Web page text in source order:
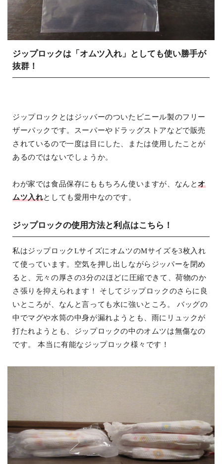
ジップロックは「オムツ入れ」としても使い勝手が
抜群！
ジップロックとはジッパーのついたビニール製のフリー
ザーパックです。スーパーやドラッグストアなどで販売
されているので一度は目にした、または使用したことが
あるのではないでしょうか。
わが家では食品保存にももちろん使いますが、なんとオ
ムツ入れとしても愛用中なのです。
ジップロックの使用方法と利点はこちら！
私はジップロックLサイズにオムツのMサイズを3枚入れ
て使っています。空気を押し出しながらジッパーを閉め
ると、元々の厚さの3分の2ほどに圧縮できて、荷物のか
さ張りを抑えられます！ そしてジップロックのさらに良
いところが、なんと言っても水に強いところ。 バッグの
中でマグや水筒の中身が漏れようとも、雨にリュックが
打たれようとも、ジップロックの中のオムツは無傷なの
です。 本当に有能なジップロック様々です！